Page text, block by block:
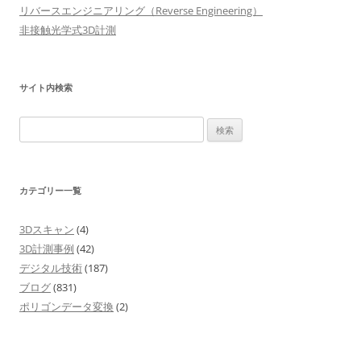
ョ
ン
リバースエンジニアリング（Reverse Engineering）
非接触光学式3D計測
サイト内検索
索:
カテゴリー一覧
3Dスキャン (4)
3D計測事例 (42)
デジタル技術(187)
ブログ(831)
ポリゴンデータ変換 (2)